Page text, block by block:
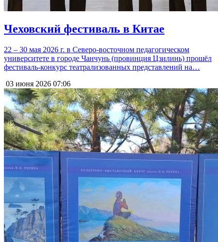
Чеховский фестиваль в Китае
22 – 30 мая 2026 г. в Северо-восточном педагогическом
университете в городе Чанчунь (провинция Цзилинь) прошёл
фестиваль-конкурс театрализованных представлений на…
03 июня 2026 07:06